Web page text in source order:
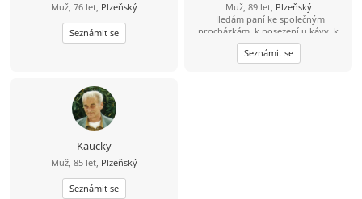
Muž, 76 let, Plzeňský
Seznámit se
Muž, 89 let, Plzeňský
Hledám paní ke společným
procházkám, k posezení u kávy, k
návštěvě divadla a v létě třeba i k
výletu ven z města, na houby nebo k
vodě. A hlavně - měli bychom se tam
Seznámit se
Kaucky
Muž, 85 let, Plzeňský
Seznámit se